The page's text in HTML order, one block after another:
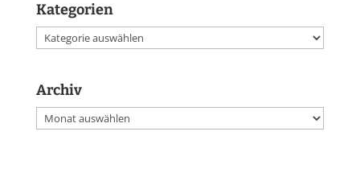
Kategorien
Kategorien
Archiv
Archiv